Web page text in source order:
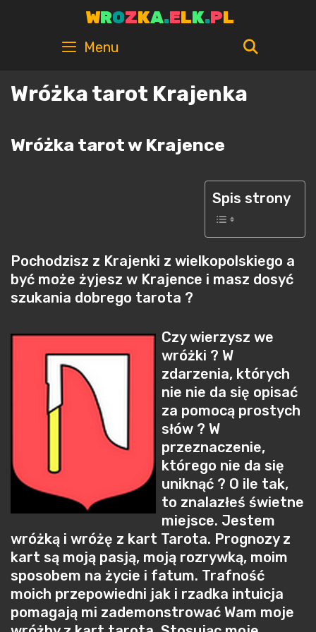
WROZKA.ELK.PL
Menu
Wróżka tarot Krajenka
Wróżka tarot w Krajence
Spis strony
Pochodzisz z Krajenki z wielkopolskiego a
być może żyjesz w Krajence i masz dosyć
szukania dobrego tarota ?
Czy wierzysz we
wróżki ? W
zdarzenia, których
nie nie da się opisać
za pomocą prostych
słów ? W
przeznaczenie,
którego nie da się
uniknąć ? O ile tak,
to znalazłeś świetne
miejsce. Jestem
wróżką i wróżę z kart Tarota. Prognozy z
kart są moją pasją, moją rozrywką, moim
sposobem na życie i fatum. Trafność
moich przepowiedni jak i rzadka intuicja
pomagają mi zademonstrować Wam moje